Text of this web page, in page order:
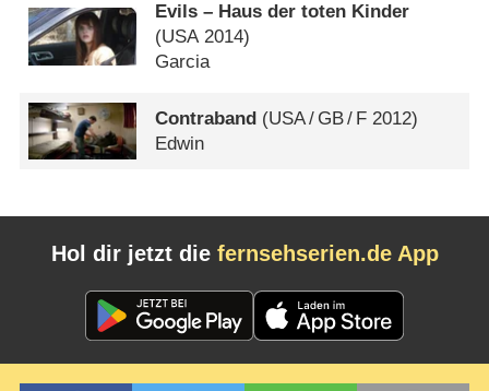
Evils – Haus der toten Kinder
(USA2014)
Garcia
Contraband (USA/ GB/ F 2012)
Edwin
Hol dir jetzt die fernsehserien.de App